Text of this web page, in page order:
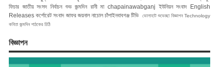
ফিচার জাতীয় সংসদ নির্বাচন শুভ জন্মদিন রানী মা chapainawabganj ইউনিয়ন সংবাদ English
Releases কর্পোরেট সংবাদ জাফর জয়নাল নাচোল চাঁপাইনবাবগঞ্জ টিভি ভোলাহাট শুভেচ্ছা বিজ্ঞাপন Technology
কবিতা জন্মদিন পাঠকের চিঠি
বিজ্ঞাপন